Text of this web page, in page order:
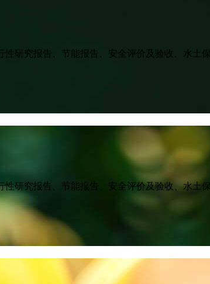
研究报告、节能报告、安全评价及验收、水
研究报告、节能报告、安全评价及验收、水